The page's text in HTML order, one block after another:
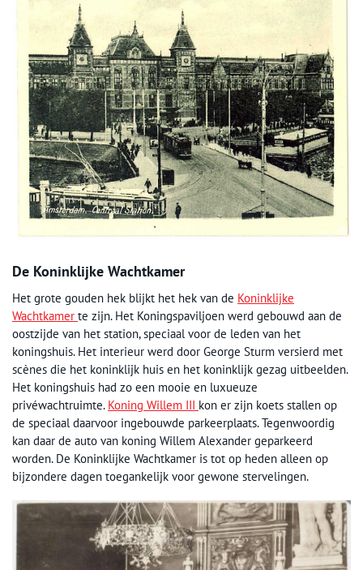
De Koninklijke Wachtkamer
Het grote gouden hek blijkt het hek van de Koninklijke
Wachtkamer te zijn. Het Koningspaviljoen werd gebouwd aan de
oostzijde van het station, speciaal voor de leden van het
koningshuis. Het interieur werd door George Sturm versierd met
scènes die het koninklijk huis en het koninklijk gezag uitbeelden.
Het koningshuis had zo een mooie en luxueuze
privéwachtruimte. Koning Willem III kon er zijn koets stallen op
de speciaal daarvoor ingebouwde parkeerplaats. Tegenwoordig
kan daar de auto van koning Willem Alexander geparkeerd
worden. De Koninklijke Wachtkamer is tot op heden alleen op
bijzondere dagen toegankelijk voor gewone stervelingen.